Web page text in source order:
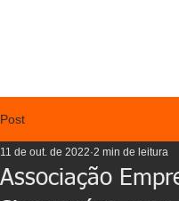
Post
Associação
11 de out. de 2022 2 min de leitura